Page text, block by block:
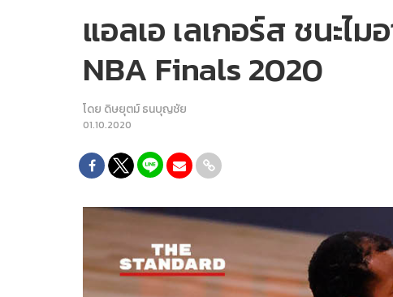
แอลเอ เลเกอร์ส ชนะไ
NBA Finals 2020
โดย ดิษยุตม์ ธนบุญชัย
01.10.2020